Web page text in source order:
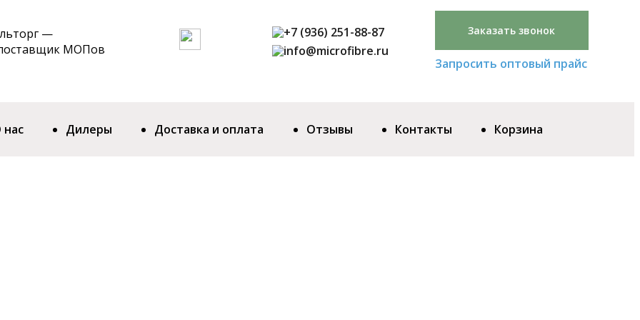
—
поставщик МОПов
+7 (936) 251-88-87
info@microfibre.ru
Заказать звонок
Запросить оптовый прайс
нас Дилеры Доставка и оплата Отзывы Контакты Корзина